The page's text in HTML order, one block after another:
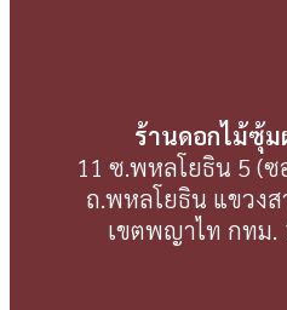
ร้านดอกไม้ซุ้ม
11 ซ.พหลโยธิน 5 (ซ
ถ.พหลโยธิน แขวงส
เขตพญาไท กทม.